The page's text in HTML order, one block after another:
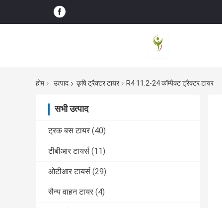
होम उत्पाद कृषि ट्रैक्टर टायर R4 11.2-24 कॉम्पैक्ट ट्रैक्टर टायर
सभी उत्पाद
ट्रक बस टायर (40)
टीबीआर टायर्स (11)
ओटीआर टायर्स (29)
सैन्य वाहन टायर (4)